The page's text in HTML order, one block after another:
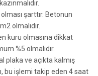
şarttır. Betonun
olmalıdır.
kuru olmasına dikkat
%5 olmalıdır.
ve açıkta kalmış
bu işlemi takip eden 4 saat